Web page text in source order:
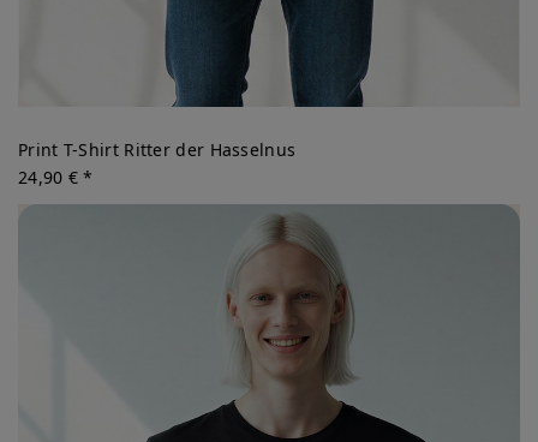
Print T-Shirt Ritter der Hasselnus
24,90 € *